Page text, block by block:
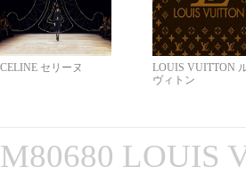
CELINE セリーヌ
LOUIS VUITTON
ヴィトン
M80680 LOUIS